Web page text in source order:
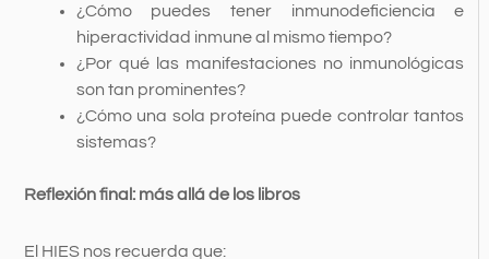
¿Cómo puedes tener inmunodeficiencia e
hiperactividad inmune al mismo tiempo?
¿Por qué las manifestaciones no inmunológicas
son tan prominentes?
¿Cómo una sola proteína puede controlar tantos
sistemas?
Reflexión final: más allá de los libros
El HIES nos recuerda que: